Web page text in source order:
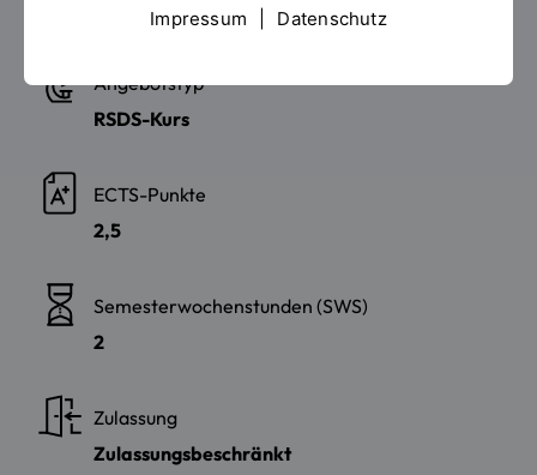
AUF EINEN BLICK
Angebotstyp
RSDS-Kurs
ECTS-Punkte
2,5
Semesterwochenstunden (SWS)
2
Zulassung
Zulassungsbeschränkt
Impressum Datenschutz